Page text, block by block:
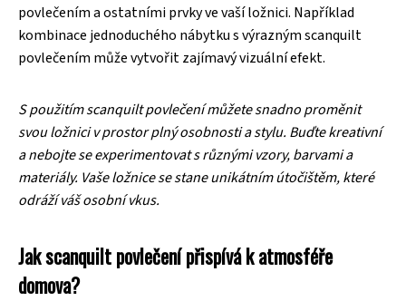
povlečením a ostatními prvky ve vaší ložnici. Například
kombinace jednoduchého nábytku s výrazným scanquilt
povlečením může vytvořit zajímavý vizuální efekt.
S použitím scanquilt povlečení můžete snadno proměnit
svou ložnici v prostor plný osobnosti a stylu. Buďte kreativní
a nebojte se experimentovat s různými vzory, barvami a
materiály. Vaše ložnice se stane unikátním útočištěm, které
odráží váš osobní vkus.
Jak scanquilt povlečení přispívá k atmosféře
domova?